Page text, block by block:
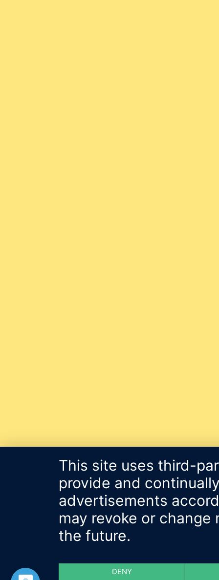
This site uses third-
provide and
advertisements
may revoke or
the future.
DENY